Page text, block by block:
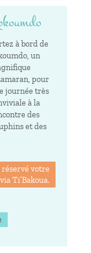
à bord de
un
pour
journée très
à la
des
et des
réservé votre
Ti’Bakoua.